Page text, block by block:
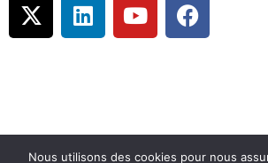
Nous utilisons des cookies pour nous